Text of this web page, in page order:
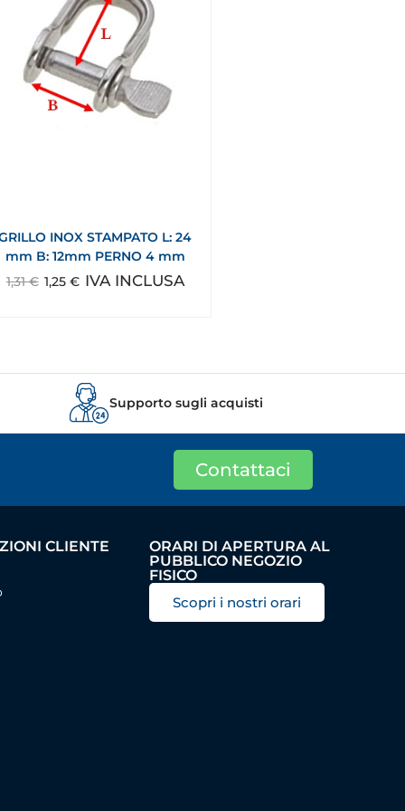
INOX STAMPATO L: 24
mm B: 12mm PERNO 4 mm
1,31€ 1,25 € IVA INCLUSA
Supporto sugli acquisti
Contattaci
CLIENTE
ORARI DI APERTURA AL
PUBBLICO NEGOZIO
FISICO
Scopri i nostri orari